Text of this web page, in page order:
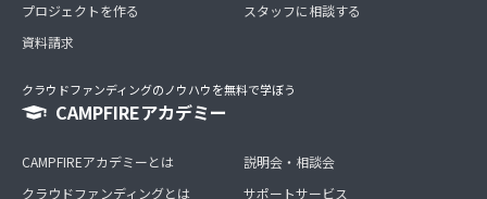
プロジェクトを作る
資料請求
スタッフに相談する
クラウドファンディングのノウハウを無料で学ぼう
CAMPFIREアカデミー
CAMPFIREアカデミーとは
クラウドファンディングとは
説明会・相談会
サポートサービス